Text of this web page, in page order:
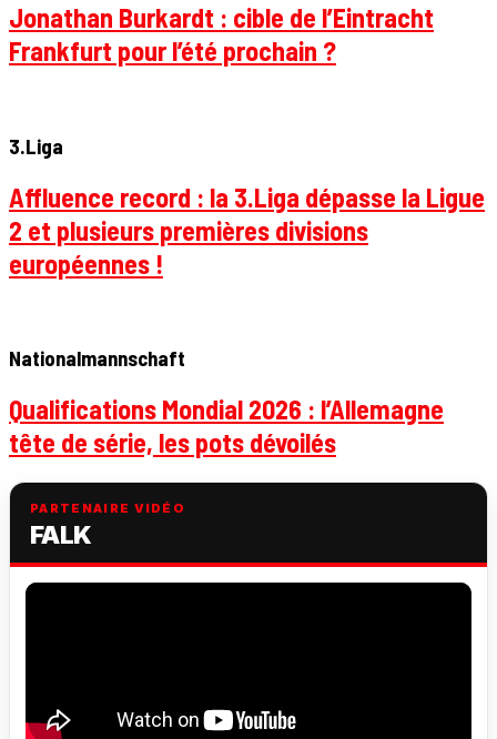
Jonathan Burkardt : cible de l’Eintracht
Frankfurt pour l’été prochain ?
3.Liga
Affluence record : la 3.Liga dépasse la Ligue
2 et plusieurs premières divisions
européennes !
Nationalmannschaft
Qualifications Mondial 2026 : l’Allemagne
tête de série, les pots dévoilés
PARTENAIRE VIDÉO
FALK